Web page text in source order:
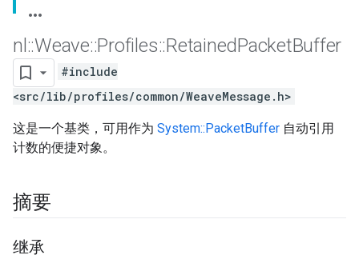
nl ::Weave::Profiles::RetainedPacketBuffer
#include
<src/lib/profiles/common/WeaveMessage.h>
这是一个基类，可用作为 System::PacketBuffer 自动引用
计数的便捷对象。
摘要
继承